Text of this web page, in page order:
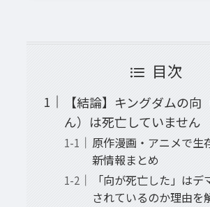
目次
【結論】キングダムの向
ん）は死亡していません
原作漫画・アニメで生
新情報まとめ
「向が死亡した」は
されているのか理由を